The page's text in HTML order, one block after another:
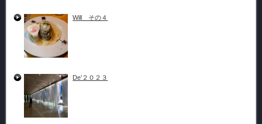
Will その４
De’２０２３